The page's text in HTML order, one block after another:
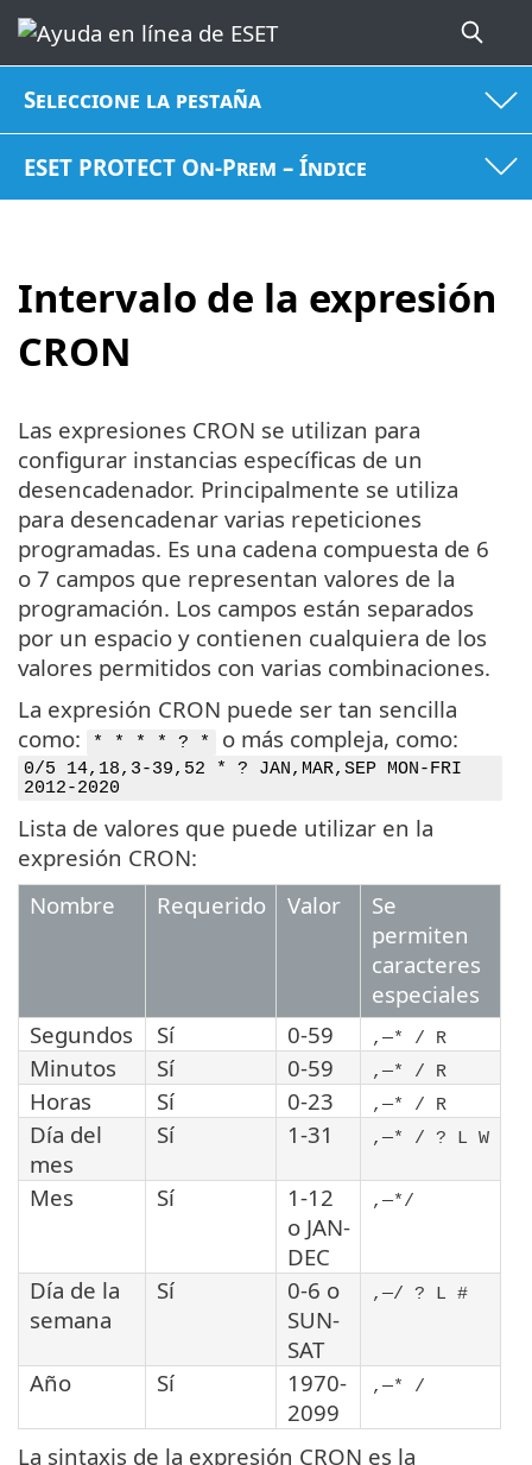
Seleccione la pestaña
ESET PROTECT On-Prem – Índice
Intervalo de la expresión
CRON
Las expresiones CRON se utilizan para
configurar instancias específicas de un
desencadenador. Principalmente se utiliza
para desencadenar varias repeticiones
programadas. Es una cadena compuesta de 6
o 7 campos que representan valores de la
programación. Los campos están separados
por un espacio y contienen cualquiera de los
valores permitidos con varias combinaciones.
La expresión CRON puede ser tan sencilla
como:
* * * * ? * o más compleja, como:
0/5 14,18,3-39,52 * ? JAN,MAR,SEP MON-FRI
2012-2020
Lista de valores que puede utilizar en la
expresión CRON:
Nombre
Requerido Valor
Se
permiten
caracteres
especiales
Segundos
Sí 0-59 ,—* / R
Minutos Sí 0-59 ,—* / R
Horas Sí 0-23 ,—* / R
Día del
mes
Sí 1-31 ,—* / ? L W
Mes Sí
1-12
o JAN-
DEC
,—*/
Día de la
semana
Sí
0-6 o
SUN-
SAT
,—/ ? L #
Año Sí
1970-
2099
,—* /
La sintaxis de la expresión CRON es la